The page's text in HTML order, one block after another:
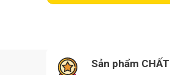
Sản phẩm